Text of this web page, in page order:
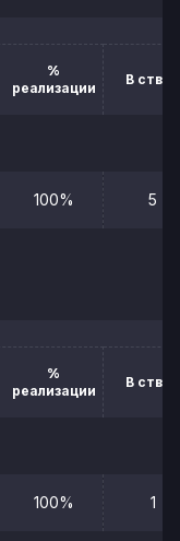
%
реализации
В створ
100% 5
%
реализации
В створ
100% 1